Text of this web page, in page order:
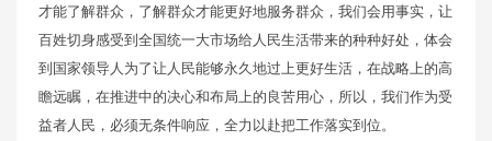
才能了解群众，了解群众才能更好地服务群众，我们会用事实，让
百姓切身感受到全国统一大市场给人民生活带来的种种好处，体会
到国家领导人为了让人民能够永久地过上更好生活，在战略上的高
瞻远瞩，在推进中的决心和布局上的良苦用心，所以，我们作为受
益者人民，必须无条件响应，全力以赴把工作落实到位。